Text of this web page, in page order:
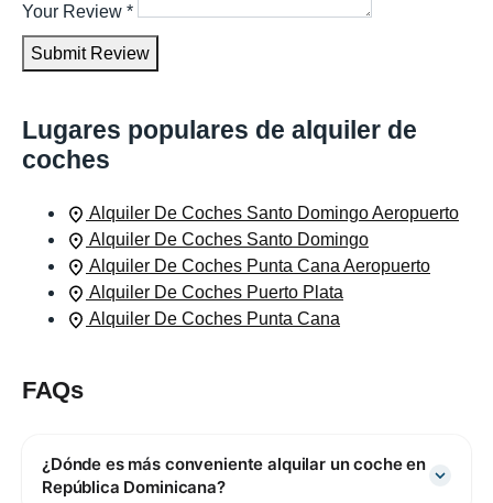
Your Review *
Submit Review
Lugares populares de alquiler de
coches
Alquiler De Coches Santo Domingo Aeropuerto
Alquiler De Coches Santo Domingo
Alquiler De Coches Punta Cana Aeropuerto
Alquiler De Coches Puerto Plata
Alquiler De Coches Punta Cana
FAQs
¿Dónde es más conveniente alquilar un coche en
República Dominicana?